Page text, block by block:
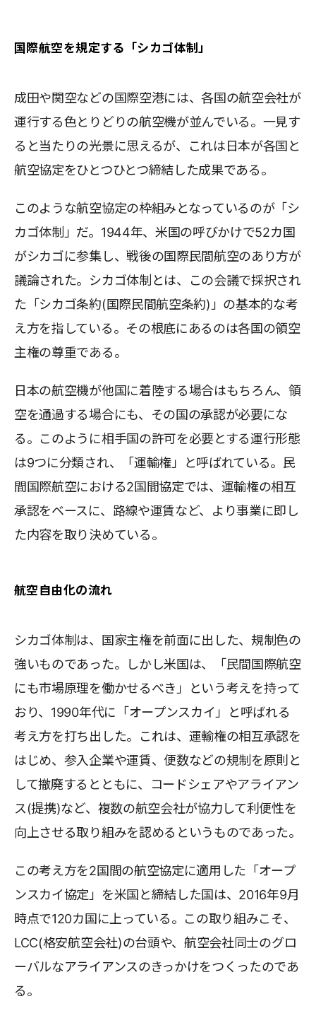
国際航空を規定する「シカゴ体制」
成田や関空などの国際空港には、各国の航空会社が
運行する色とりどりの航空機が並んでいる。一見す
ると当たりの光景に思えるが、これは日本が各国と
航空協定をひとつひとつ締結した成果である。
このような航空協定の枠組みとなっているのが「シ
カゴ体制」だ。1944年、米国の呼びかけで52カ国
がシカゴに参集し、戦後の国際民間航空のあり方が
議論された。シカゴ体制とは、この会議で採択され
た「シカゴ条約(国際民間航空条約)」の基本的な考
え方を指している。その根底にあるのは各国の領空
主権の尊重である。
日本の航空機が他国に着陸する場合はもちろん、領
空を通過する場合にも、その国の承認が必要にな
る。このように相手国の許可を必要とする運行形態
は9つに分類され、「運輸権」と呼ばれている。民
間国際航空における2国間協定では、運輸権の相互
承認をベースに、路線や運賃など、より事業に即し
た内容を取り決めている。
航空自由化の流れ
シカゴ体制は、国家主権を前面に出した、規制色の
強いものであった。しかし米国は、「民間国際航空
にも市場原理を働かせるべき」という考えを持って
おり、1990年代に「オープンスカイ」と呼ばれる
考え方を打ち出した。これは、運輸権の相互承認を
はじめ、参入企業や運賃、便数などの規制を原則と
して撤廃するとともに、コードシェアやアライアン
ス(提携)など、複数の航空会社が協力して利便性を
向上させる取り組みを認めるというものであった。
この考え方を2国間の航空協定に適用した「オープ
ンスカイ協定」を米国と締結した国は、2016年9月
時点で120カ国に上っている。この取り組みこそ、
LCC(格安航空会社)の台頭や、航空会社同士のグロ
ーバルなアライアンスのきっかけをつくったのであ
る。